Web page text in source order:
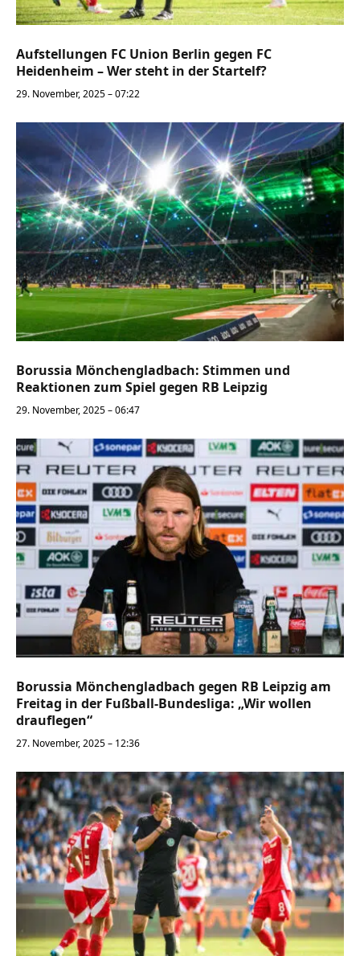
Aufstellungen FC Union Berlin gegen FC
Heidenheim – Wer steht in der Startelf?
29. November, 2025 – 07:22
Borussia Mönchengladbach: Stimmen und
Reaktionen zum Spiel gegen RB Leipzig
29. November, 2025 – 06:47
Borussia Mönchengladbach gegen RB Leipzig am
Freitag in der Fußball-Bundesliga: „Wir wollen
drauflegen“
27. November, 2025 – 12:36